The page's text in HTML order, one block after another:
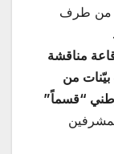
من طرف
مناقشة
بيّنات من
“قسماً”